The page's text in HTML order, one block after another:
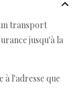
transport
jusqu'à la
l'adresse que